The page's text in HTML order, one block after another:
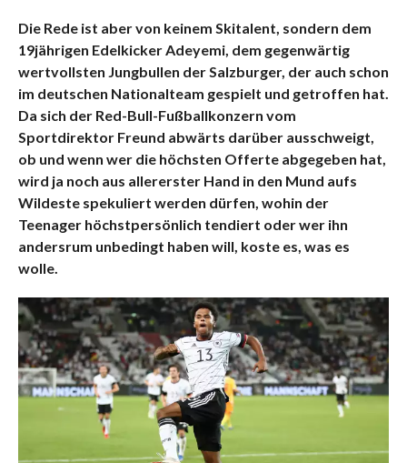
Die Rede ist aber von keinem Skitalent, sondern dem
19jährigen Edelkicker Adeyemi, dem gegenwärtig
wertvollsten Jungbullen der Salzburger, der auch schon
im deutschen Nationalteam gespielt und getroffen hat.
Da sich der Red-Bull-Fußballkonzern vom
Sportdirektor Freund abwärts darüber ausschweigt,
ob und wenn wer die höchsten Offerte abgegeben hat,
wird ja noch aus allererster Hand in den Mund aufs
Wildeste spekuliert werden dürfen, wohin der
Teenager höchstpersönlich tendiert oder wer ihn
andersrum unbedingt haben will, koste es, was es
wolle.